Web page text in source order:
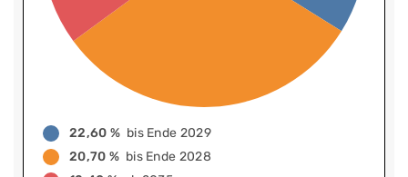
22,60 % bis Ende 2029
20,70 % bis Ende 2028